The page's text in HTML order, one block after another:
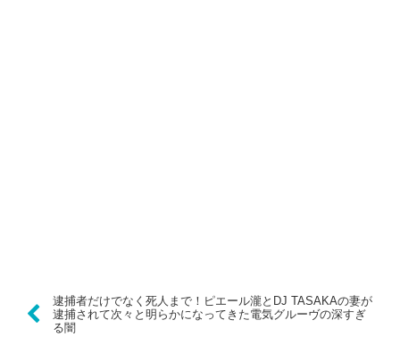
逮捕者だけでなく死人まで！ピエール瀧とDJ TASAKAの妻が
逮捕されて次々と明らかになってきた電気グルーヴの深すぎ
る闇